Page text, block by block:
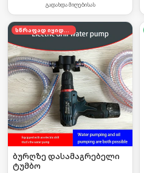
გადახდა მიღებისას
სწრაფად იყიდება
ბურღზე დასამაგრებელი
ტუმბო